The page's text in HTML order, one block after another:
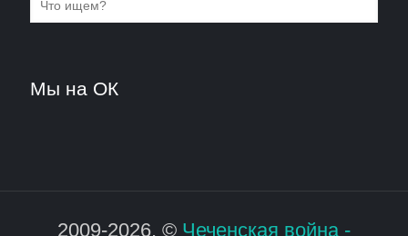
Мы на ОК
2009-2026. © Чеченская война -